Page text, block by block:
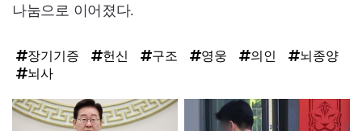
나눔으로 이어졌다.
장기기증 헌신 구조 영웅 의인
뇌종양
뇌사
탑
라